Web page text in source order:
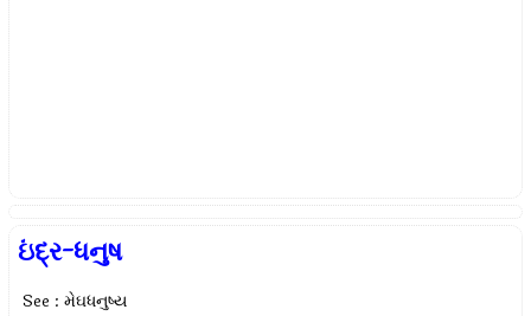
ઇંદ્ર-ધનુષ
See : મેઘધનુષ્ય